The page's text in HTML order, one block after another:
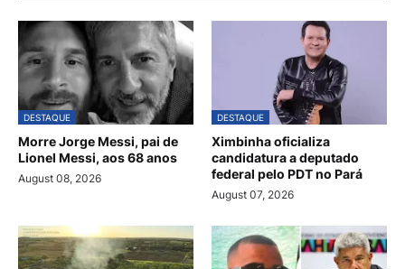
DESTAQUE
Morre Jorge Messi, pai de
Lionel Messi, aos 68 anos
August 08, 2026
DESTAQUE
Ximbinha oficializa
candidatura a deputado
federal pelo PDT no Pará
August 07, 2026